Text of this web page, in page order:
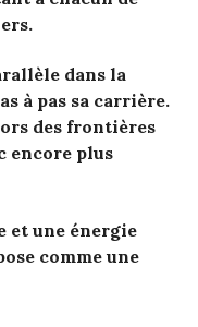
dans la
à pas sa carrière.
des frontières
encore plus
et une énergie
comme une